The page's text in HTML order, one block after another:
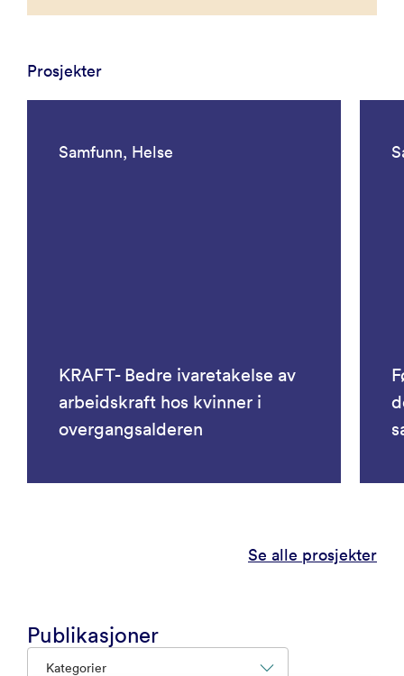
Prosjekter
Samfunn, Helse
KRAFT- Bedre ivaretakelse av
arbeidskraft hos kvinner i
overgangsalderen
Se alle prosjekter
Publikasjoner
Kategorier